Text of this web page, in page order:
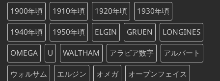
¥75,000
で
た。
は
¥75,000
で
す。
1900年頃 1910年頃 1920年頃 1930年頃
1940年頃 1950年頃 ELGIN GRUEN LONGINES
OMEGA U WALTHAM アラビア数字 アルバート
ウォルサム エルジン オメガ オープンフェイス